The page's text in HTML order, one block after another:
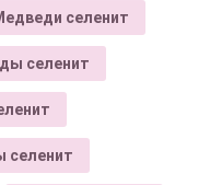
селенит
селенит
селенит